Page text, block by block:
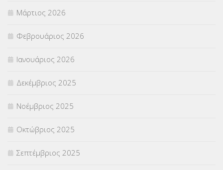
ΣΤΕΛΕΧΗ (360)
ΣΥΜΒΟΥΛΕΥΤΙΚΟΣ ΣΤΑΘΜΟΣ ΝΕΩΝ
ΣΥΝΤΑΞΕΙΣ(12)
ΣΧΟΛΙΚΟΙ ΣΥΜΒΟΥΛΟΙ
ΥΠΕΡΑΡΙΘΜΟΙ(1)
ΥΠΟΤΡΟΦΙΕΣ(28)
ΦΥΣΙΚΗ ΑΓΩΓΗ(692)
Μάρτιος 2026
Φεβρουάριος 2026
Ιανουάριος 2026
Δεκέμβριος 2025
Νοέμβριος 2025
Οκτώβριος 2025
Σεπτέμβριος 2025